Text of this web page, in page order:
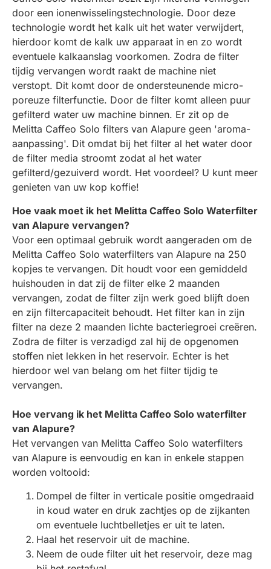
door een ionenwisselingstechnologie. Door deze
technologie wordt het kalk uit het water verwijdert,
hierdoor komt de kalk uw apparaat in en zo wordt
eventuele kalkaanslag voorkomen. Zodra de filter
tijdig vervangen wordt raakt de machine niet
verstopt. Dit komt door de ondersteunende micro-
poreuze filterfunctie. Door de filter komt alleen puur
gefilterd water uw machine binnen. Er zit op de
Melitta Caffeo Solo filters van Alapure geen 'aroma-
aanpassing'. Dit omdat bij het filter al het water door
de filter media stroomt zodat al het water
gefilterd/gezuiverd wordt. Het voordeel? U kunt meer
genieten van uw kop koffie!
Hoe vaak moet ik het Melitta Caffeo Solo Waterfilter
van Alapure vervangen?
Voor een optimaal gebruik wordt aangeraden om de
Melitta Caffeo Solo waterfilters van Alapure na 250
kopjes te vervangen. Dit houdt voor een gemiddeld
huishouden in dat zij de filter elke 2 maanden
vervangen, zodat de filter zijn werk goed blijft doen
en zijn filtercapaciteit behoudt. Het filter kan in zijn
filter na deze 2 maanden lichte bacteriegroei creëren.
Zodra de filter is verzadigd zal hij de opgenomen
stoffen niet lekken in het reservoir. Echter is het
hierdoor wel van belang om het filter tijdig te
vervangen.
Hoe vervang ik het Melitta Caffeo Solo waterfilter
van Alapure?
Het vervangen van Melitta Caffeo Solo waterfilters
van Alapure is eenvoudig en kan in enkele stappen
worden voltooid:
Dompel de filter in verticale positie omgedraaid
in koud water en druk zachtjes op de zijkanten
om eventuele luchtbelletjes er uit te laten.
Haal het reservoir uit de machine.
Neem de oude filter uit het reservoir, deze mag